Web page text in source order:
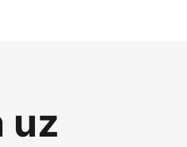
uz